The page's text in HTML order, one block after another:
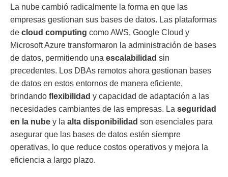
La nube cambió radicalmente la forma en que las
empresas gestionan sus bases de datos. Las plataformas
de cloud computing como AWS, Google Cloud y
Microsoft Azure transformaron la administración de bases
de datos, permitiendo una escalabilidad sin
precedentes. Los DBAs remotos ahora gestionan bases
de datos en estos entornos de manera eficiente,
brindando flexibilidad y capacidad de adaptación a las
necesidades cambiantes de las empresas. La seguridad
en la nube y la alta disponibilidad son esenciales para
asegurar que las bases de datos estén siempre
operativas, lo que reduce costos operativos y mejora la
eficiencia a largo plazo.